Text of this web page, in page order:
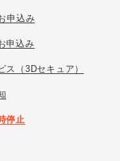
申込み
申込み
ス（3Dセキュア）
停止